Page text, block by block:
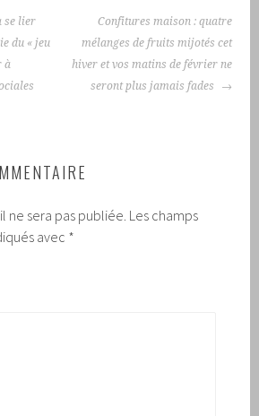
se lier
du « jeu
à
Confitures maison : quatre
mélanges de fruits mijotés cet
hiver et vos matins de février ne
seront plus jamais fades
ne sera pas publiée. Les champs
avec *